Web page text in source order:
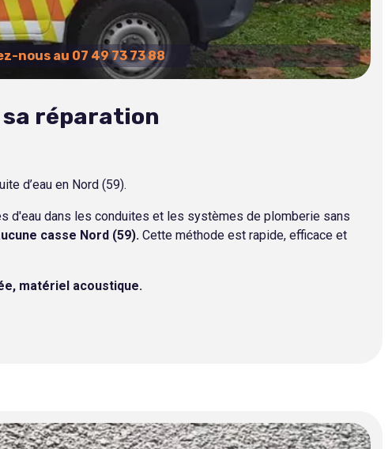
nous au 07 49 73 73 88
réparation
d’eau en Nord (59).
d'eau dans les conduites et les systèmes de plomberie sans
casse Nord (59). Cette méthode est rapide, efficace et
matériel acoustique.